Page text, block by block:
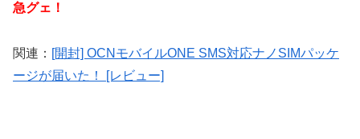
急グェ！
関連： [開封] OCNモバイルONE SMS対応ナノSIMパッケ
ージが届いた！ [レビュー]